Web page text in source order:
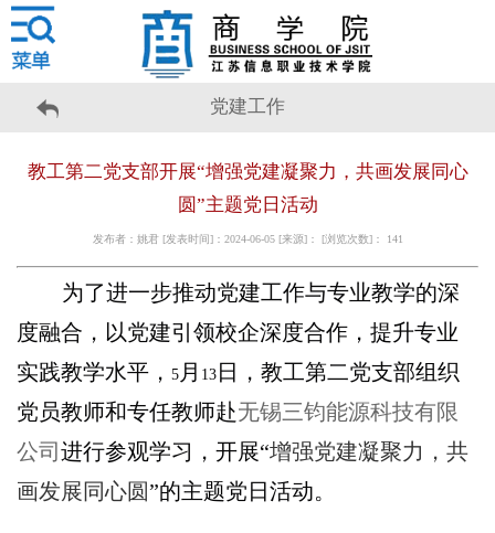
党建工作
教工第二党支部开展“增强党建凝聚力，共画发展同心
圆”主题党日活动
发布者：姚君 [发表时间]：2024-06-05 [来源]： [浏览次数]： 141
为了进一步推动党建工作与专业教学的深
度融合，以党建引领校企深度合作，提升专业
实践教学水平， 5 月 13 日，教工第二党支部组织
党员教师和专任教师赴无锡三钧能源科技有限
公司 进行参观学习，开展“增强党建凝聚力，共
画发展同心圆”的主题党日活动。